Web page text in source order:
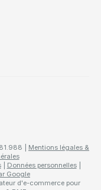
| Mentions légales &
| Données personnelles|
Google
d'e-commerce pour